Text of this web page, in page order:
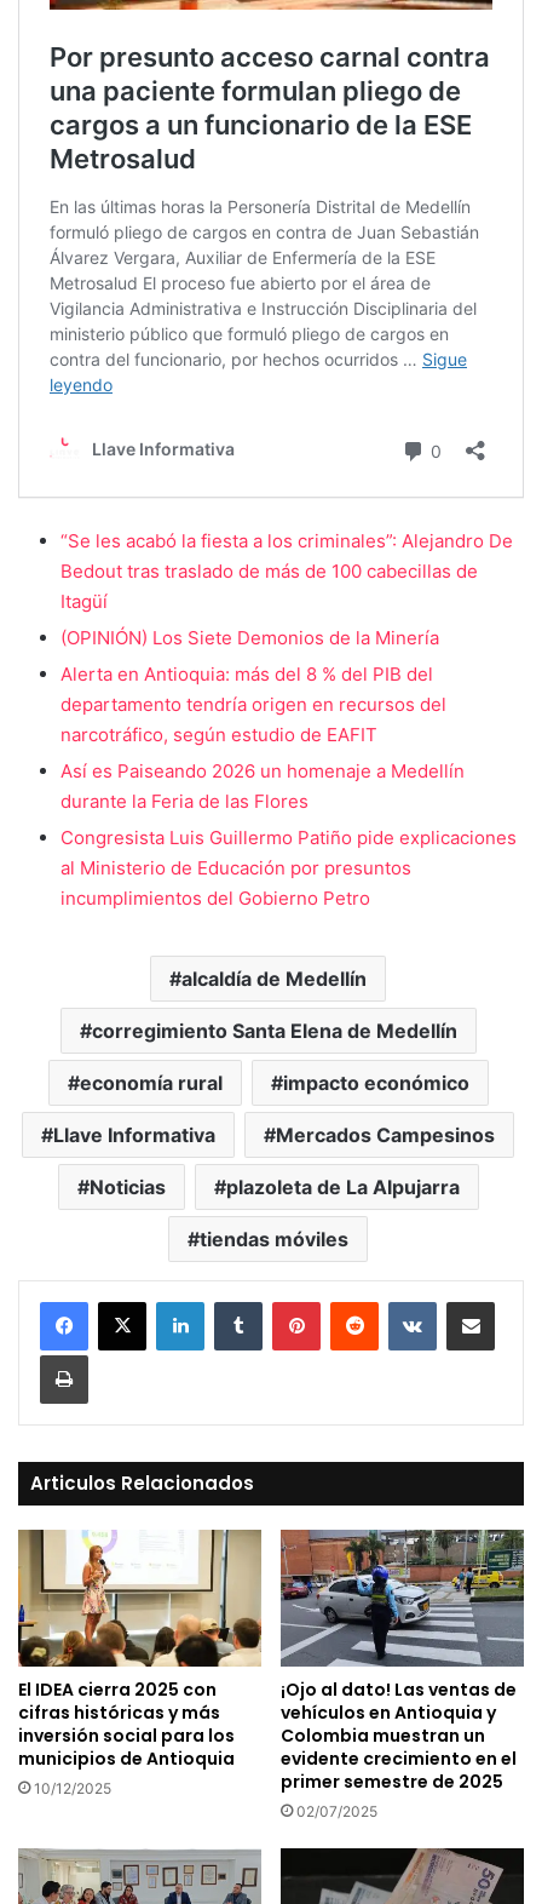
“Se les acabó la fiesta a los criminales”: Alejandro De
Bedout tras traslado de más de 100 cabecillas de
Itagüí
(OPINIÓN) Los Siete Demonios de la Minería
Alerta en Antioquia: más del 8 % del PIB del
departamento tendría origen en recursos del
narcotráfico, según estudio de EAFIT
Así es Paiseando 2026 un homenaje a Medellín
durante la Feria de las Flores
Congresista Luis Guillermo Patiño pide explicaciones
al Ministerio de Educación por presuntos
incumplimientos del Gobierno Petro
alcaldía de Medellín
corregimiento Santa Elena de Medellín
economía rural impacto económico
Llave Informativa Mercados Campesinos
Noticias plazoleta de La Alpujarra
tiendas móviles
LinkedInTumblr PinterestReddit VKontakteCompartir vía Mail
Print
Articulos Relacionados
El IDEA cierra 2025 con
cifras históricas y más
inversión social para los
municipios de Antioquia
10/12/2025
¡Ojo al dato! Las ventas de
vehículos en Antioquia y
Colombia muestran un
evidente crecimiento en el
primer semestre de 2025
02/07/2025